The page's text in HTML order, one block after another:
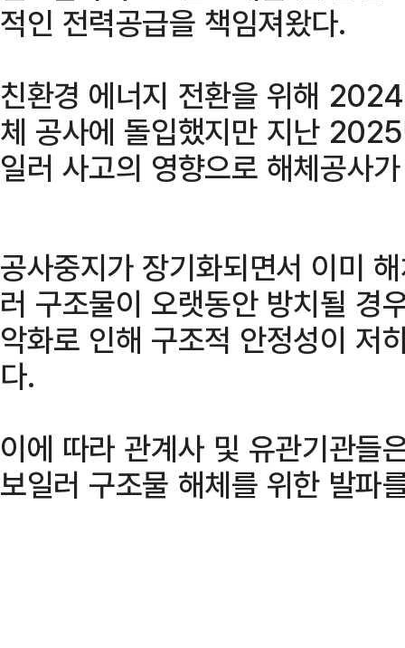
적인 전력공급을 책임져왔다.
친환경 에너지 전환을 위해
체 공사에 돌입했지만 지난
일러 사고의 영향으로 해체공사
공사중지가 장기화되면서 이미
러 구조물이 오랫동안 방치될 경
악화로 인해 구조적 안정성이 저
다.
이에 따라 관계사 및 유관기관들
보일러 구조물 해체를 위한 발파